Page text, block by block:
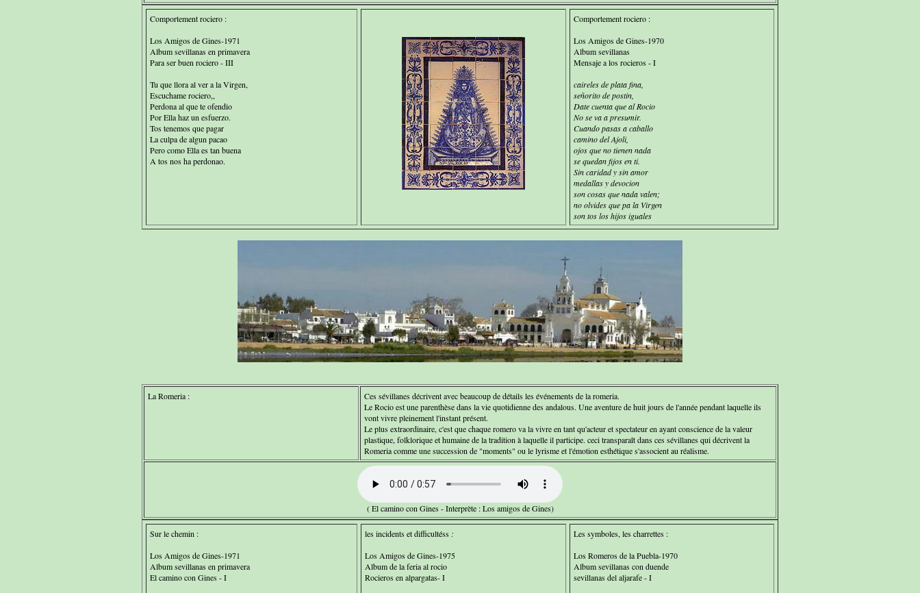
Comportement rociero :
Los Amigos de Gines-1971
Album sevillanas en primavera
Para ser buen rociero - III
Tu que llora al ver a la Virgen,
Escuchame rociero,,
Perdona al que te ofendio
Por Ella haz un esfuerzo.
Tos tenemos que pagar
La culpa de algun pacao
Pero como Ella es tan buena
A tos nos ha perdonao.
Comportement rociero :
Los Amigos de Gines-1970
Album sevillanas
Mensaje a los rocieros - I
caireles de plata fina,
señorito de postin,
Date cuenta que al Rocio
No se va a presumir.
Cuando pasas a caballo
camino del Ajoli,
ojos que no tienen nada
se quedan fijos en ti.
Sin caridad y sin amor
medallas y devocion
son cosas que nada valen;
no olvides que pa la Virgen
son tos los hijos iguales
La Romeria :
Ces sévillanes décrivent avec beaucoup de détails les événements de la romeria.
Le Rocio est une parenthèse dans la vie quotidienne des andalous. Une aventure de huit jours de l'année pendant laquelle ils
vont vivre pleinement l'instant présent.
Le plus extraordinaire, c'est que chaque romero va la vivre en tant qu'acteur et spectateur en ayant conscience de la valeur
plastique, folklorique et humaine de la tradition à laquelle il participe. ceci transparaît dans ces sévillanes qui décrivent la
Romeria comme une succession de "moments" ou le lyrisme et l'émotion esthétique s'associent au réalisme.
( El camino con Gines - Interprète : Los amigos de Gines)
Sur le chemin :
Los Amigos de Gines-1971
Album sevillanas en primavera
El camino con Gines - I
les incidents et difficultéss :
Los Amigos de Gines-1975
Album de la feria al rocio
Rocieros en alpargatas- I
Les symboles, les charrettes :
Los Romeros de la Puebla-1970
Album sevillanas con duende
sevillanas del aljarafe - I